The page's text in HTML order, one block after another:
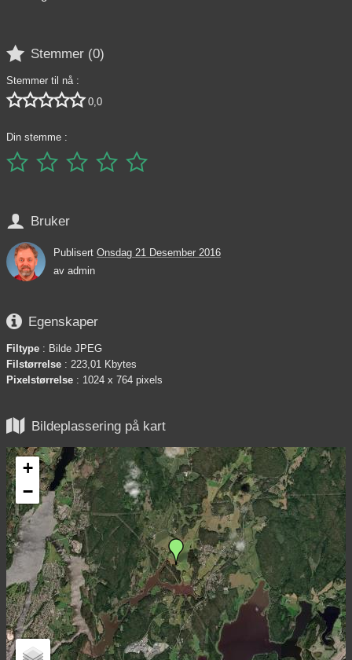
 Stemmer (0)
Stemmer til nå :
 0,0
Din stemme :
    
 Bruker
Publisert Onsdag 21 Desember 2016
av admin
 Egenskaper
Filtype : Bilde JPEG
Filstørrelse : 223,01 Kbytes
Pixelstørrelse : 1024 x 764 pixels
 Bildeplassering på kart
+
−